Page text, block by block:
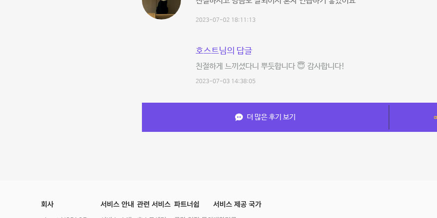
2023-07-02 18:11:13
호스트님의 답글
친절하게 느끼셨다니 뿌듯합니다 😇 감사합니다!
2023-07-03 14:38:05
더 많은 후기 보기
회사 서비스 안내 관련 서비스 파트너쉽 서비스 제공 국가